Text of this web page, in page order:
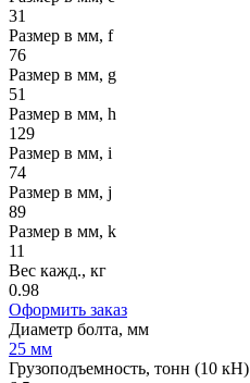
31
Размер в мм, f
76
Размер в мм, g
51
Размер в мм, h
129
Размер в мм, i
74
Размер в мм, j
89
Размер в мм, k
11
Вес кажд., кг
0.98
Оформить заказ
Диаметр болта, мм
25 мм
Грузоподъемность, тонн (10 кН)